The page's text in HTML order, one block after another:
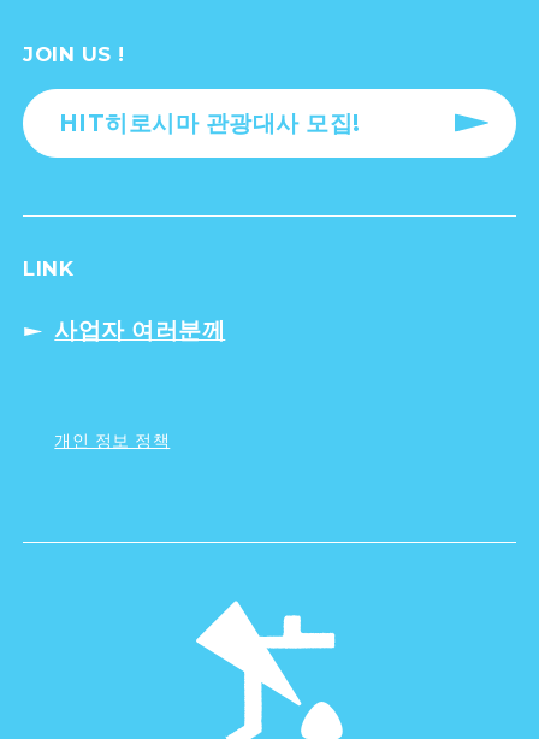
JOIN US !
HIT히로시마 관광대사 모집!
LINK
사업자 여러분께
개인 정보 정책